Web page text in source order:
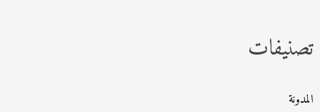
ع
:
تصنيفات
المدونة